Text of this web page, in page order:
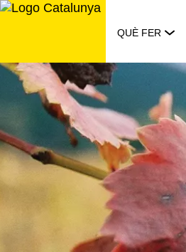
Saltar
QUÈ FER